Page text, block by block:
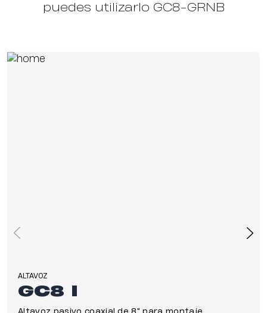
puedes utilizarlo GC8-GRNB
ALTAVOZ
GC8 I